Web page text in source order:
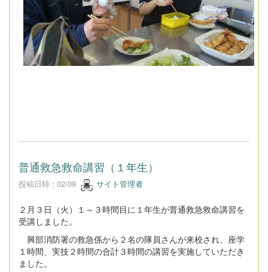
普通救急救命講習（１年生）
投稿日時 : 02/09 サイト管理者
２月３日（火）１～３時間目に１年生が普通救急救命講習を
受講しました。
興部消防署の救急係から２名の隊員さんが来校され、座学
１時間、実技２時間の合計３時間の講習を実施していただき
ました。